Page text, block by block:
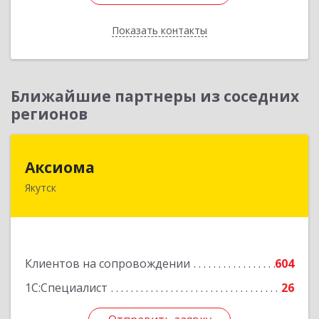
Показать контакты
Назад
Ближайшие партнеры из соседних
регионов
Аксиома
Якутск
Клиентов на сопровождении
604
1С:Специалист
26
677000, Саха /Якутия/ Респ, Якутск г, Чиряева